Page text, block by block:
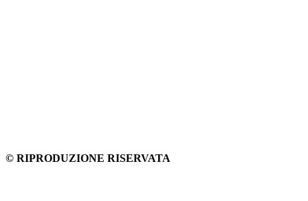
© RIPRODUZIONE RISERVATA